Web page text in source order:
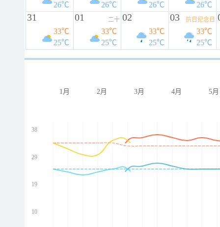
26℃
26℃
26℃
26℃
31
33℃
25℃
01 二十
33℃
25℃
02
33℃
25℃
03 抗日纪念日
33℃
25℃
1月 2月 3月 4月 5月
38
29
19
10